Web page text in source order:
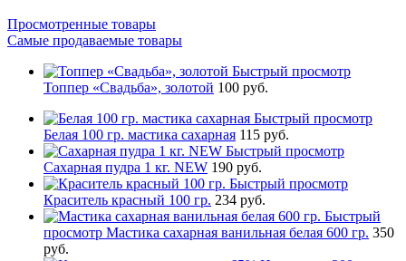
Просмотренные товары
Самые продаваемые товары
Быстрый просмотр
Топпер «Свадьба», золотой 100 руб.
Быстрый просмотр
Белая 100 гр. мастика сахарная 115 руб.
Быстрый просмотр
Сахарная пудра 1 кг. NEW 190 руб.
Быстрый просмотр
Краситель красный 100 гр. 234 руб.
Быстрый
просмотр Мастика сахарная ванильная белая 600 гр. 350
руб.